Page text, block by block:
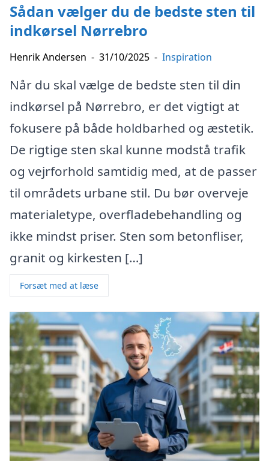
Sådan vælger du de bedste sten til
indkørsel Nørrebro
Henrik Andersen - 31/10/2025 - Inspiration
Når du skal vælge de bedste sten til din
indkørsel på Nørrebro, er det vigtigt at
fokusere på både holdbarhed og æstetik.
De rigtige sten skal kunne modstå trafik
og vejrforhold samtidig med, at de passer
til områdets urbane stil. Du bør overveje
materialetype, overfladebehandling og
ikke mindst priser. Sten som betonfliser,
granit og kirkesten […]
Forsæt med at læse